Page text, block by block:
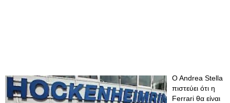
O Andrea Stella
πιστεύει ότι η
Ferrari θα είναι